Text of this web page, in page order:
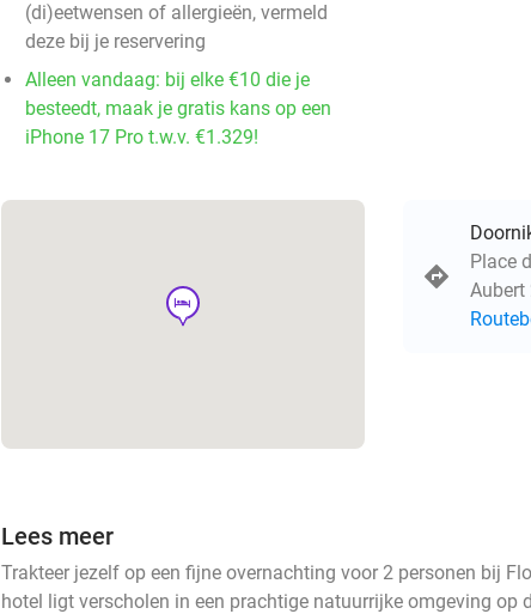
(di)eetwensen of allergieën, vermeld
deze bij je reservering
Alleen vandaag: bij elke €10 die je
besteedt, maak je gratis kans op een
iPhone 17 Pro t.w.v. €1.329!
hotel
Place
Aubert
Lees meer
Trakteer jezelf op een fijne overnachting voor 2 personen bij
hotel ligt verscholen in een prachtige natuurrijke omgeving op